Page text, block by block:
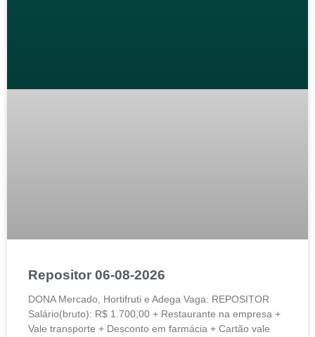
Repositor 06-08-2026
DONA Mercado, Hortifruti e Adega Vaga: REPOSITOR
Salário(bruto): R$ 1.700,00 + Restaurante na empresa +
Vale transporte + Desconto em farmácia + Cartão vale